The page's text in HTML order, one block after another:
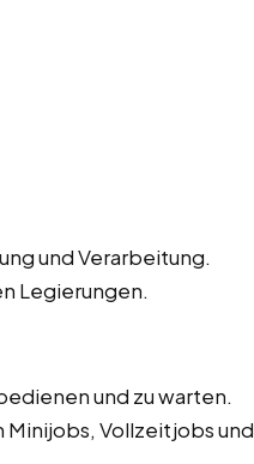
und Verarbeitung.
Legierungen.
und zu warten.
Vollzeitjobs und